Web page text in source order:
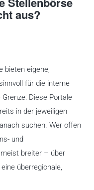
aus?
bieten eigene,
für die interne
Diese Portale
in der jeweiligen
suchen. Wer offen
und
breiter – über
überregionale,